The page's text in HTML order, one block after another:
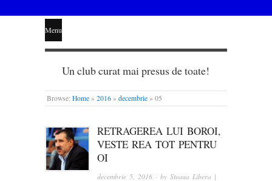
STEAUA
LIBERĂ
Menu
Un club curat mai presus de toate!
Browse: Home » 2016 » decembrie » 05
RETRAGEREA LUI BOROI,
VESTE REA TOT PENTRU
OI
decembrie 5, 2016 · bySteaua Libera |